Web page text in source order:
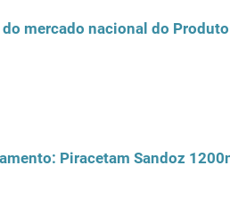
mercado nacional do Produto
Piracetam Sandoz